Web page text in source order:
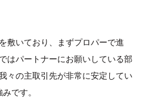
敷いており、まずプロパーで進
はパートナーにお願いしている部
々の主取引先が非常に安定してい
です。